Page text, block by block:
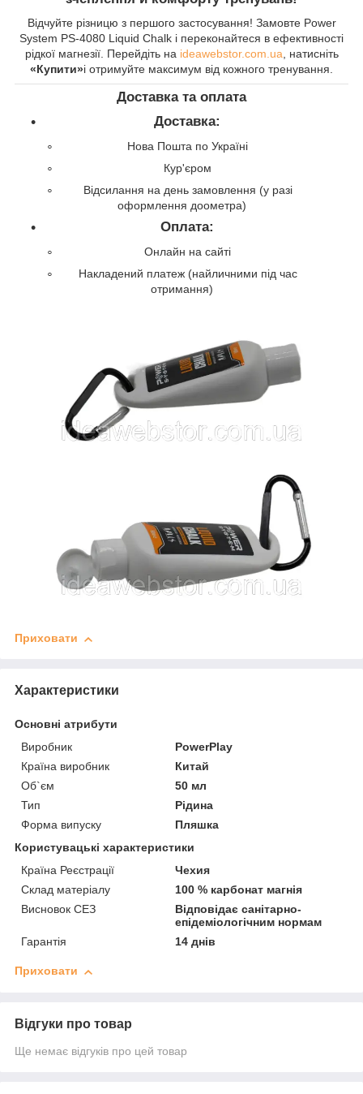
Відчуйте різницю з першого застосування! Замовте Power
System PS-4080 Liquid Chalk і переконайтеся в ефективності
рідкої магнезії. Перейдіть на ideawebstor.com.ua, натисніть
«Купити»і отримуйте максимум від кожного тренування.
Доставка та оплата
Доставка:
Нова Пошта по Україні
Кур'єром
Відсилання на день замовлення (у разі
оформлення доометра)
Оплата:
Онлайн на сайті
Накладений платеж (найличними під час
отримання)
Приховати
Характеристики
Основні атрибути
Виробник
PowerPlay
Країна виробник
Китай
Об`єм
50 мл
Тип
Рідина
Форма випуску
Пляшка
Користувацькі характеристики
Країна Реєстрації
Чехия
Склад матеріалу
100 % карбонат магнія
Висновок СЕЗ
Відповідає санітарно-
епідеміологічним нормам
Гарантія
14 днів
Приховати
Відгуки про товар
Ще немає відгуків про цей товар